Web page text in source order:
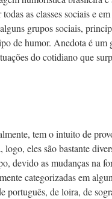
as classes sociais e
grupos sociais,
de humor. Anedota é um
do cotidiano que
tem o intuito de
eles são bastante
devido as mudanças na
categorizadas em
português, de loira, de